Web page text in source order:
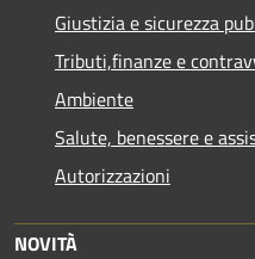
Giustizia e sicurezza
Tributi,finanze e
Ambiente
Salute, benessere e
Autorizzazioni
NOVITÀ